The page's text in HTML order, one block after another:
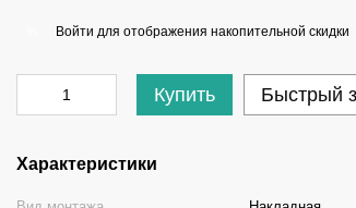
Войти для отображения накопительной скидки
Купить Быстрый
Характеристики